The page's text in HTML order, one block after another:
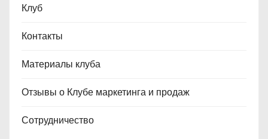
Клуб
Контакты
Материалы клуба
Отзывы о Клубе маркетинга и продаж
Сотрудничество